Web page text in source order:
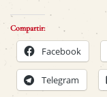
Compartir:
Facebook
Telegram